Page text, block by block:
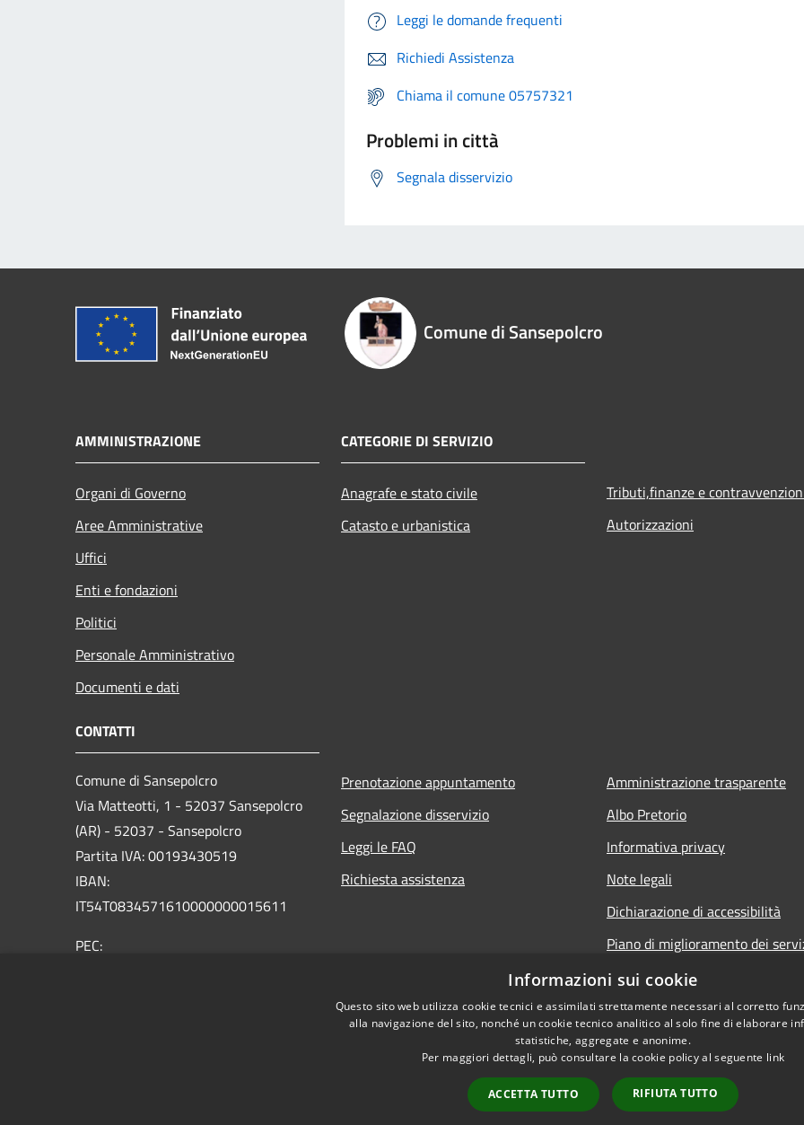
Leggi le domande frequenti
Richiedi Assistenza
Chiama il comune 05757321
Problemi in città
Segnala disservizio
Comune di Sansepolcro
AMMINISTRAZIONE
Organi di Governo
Aree Amministrative
Uffici
Enti e fondazioni
Politici
Personale Amministrativo
Documenti e dati
CATEGORIE DI SERVIZIO
Anagrafe e stato civile
Catasto e urbanistica
Tributi,finanze e
Autorizzazioni
CONTATTI
Comune di Sansepolcro
Via Matteotti, 1 - 52037 Sansepolcro
(AR) - 52037 - Sansepolcro
Partita IVA: 00193430519
IBAN:
IT54T0834571610000000015611
PEC:
Prenotazione appuntamento
Segnalazione disservizio
Leggi le FAQ
Richiesta assistenza
Amministrazione trasparente
Albo Pretorio
Informativa privacy
Note legali
Dichiarazione di accessibilità
Piano di miglioramento dei
Copyright © 2026 •
Informazioni sui cookie
Questo sito web utilizza cookie tecnici e assimilati strettamente necessari al corretto
alla navigazione del sito, nonché un cookie tecnico analitico al solo fine di elaborare
statistiche, aggregate e anonime.
Per maggiori dettagli, può consultare la cookie policy al seguente link
ACCETTA TUTTO RIFIUTA TUTTO